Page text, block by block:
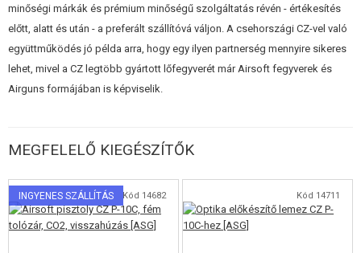
minőségi márkák és prémium minőségű szolgáltatás révén - értékesítés
előtt, alatt és után - a preferált szállítóvá váljon. A csehországi CZ-vel való
együttműködés jó példa arra, hogy egy ilyen partnerség mennyire sikeres
lehet, mivel a CZ legtöbb gyártott lőfegyverét már Airsoft fegyverek és
Airguns formájában is képviselik.
MEGFELELŐ KIEGÉSZÍTŐK
INGYENES SZÁLLÍTÁS Kód 14682 Kód 14711